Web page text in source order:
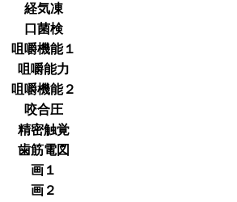
経気凍
口菌検
咀嚼機能１
咀嚼能力
咀嚼機能２
咬合圧
精密触覚
歯筋電図
画１
画２